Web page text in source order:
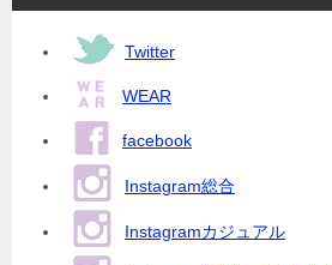
Twitter
WEAR
facebook
Instagram総合
Instagramカジュアル